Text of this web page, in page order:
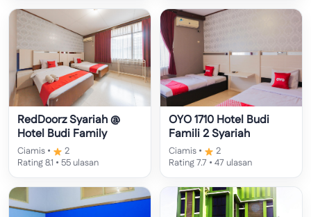
RedDoorz Syariah @
Hotel Budi Family
Ciamis •
2
Rating 8.1 • 55 ulasan
OYO 1710 Hotel Budi
Famili 2 Syariah
Ciamis •
2
Rating 7.7 • 47 ulasan